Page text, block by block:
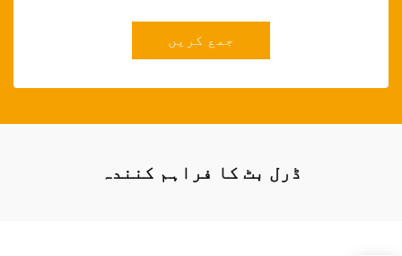
جمع کریں
ڈرل بٹ کا فراہم کنندہ